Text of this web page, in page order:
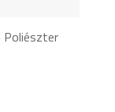
Poliészter